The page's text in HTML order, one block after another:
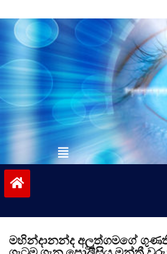
to
contentvinivida.lk
මහින්දානන්ද අලුත්ගමගේ